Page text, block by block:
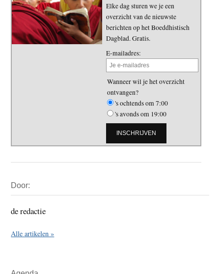
Elke dag sturen we je een
overzicht van de nieuwste
berichten op het Boeddhistisch
Dagblad. Gratis.
E-mailadres:
Wanneer wil je het overzicht
ontvangen?
's ochtends om 7:00
's avonds om 19:00
Sidebar
Door:
de redactie
Alle artikelen »